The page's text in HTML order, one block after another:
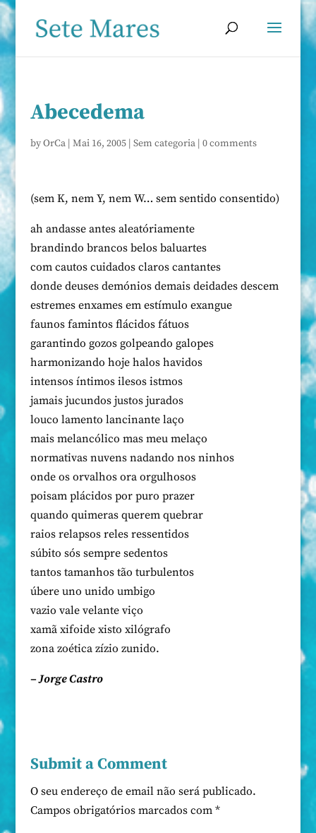
Abecedema
byOrCa| Mai 16, 2005| Sem categoria| 0 comments
(sem K, nem Y, nem W… sem sentido consentido)
ah andasse antes aleatóriamente
brandindo brancos belos baluartes
com cautos cuidados claros cantantes
donde deuses demónios demais deidades descem
estremes enxames em estímulo exangue
faunos famintos flácidos fátuos
garantindo gozos golpeando galopes
harmonizando hoje halos havidos
intensos íntimos ilesos istmos
jamais jucundos justos jurados
louco lamento lancinante laço
mais melancólico mas meu melaço
normativas nuvens nadando nos ninhos
onde os orvalhos ora orgulhosos
poisam plácidos por puro prazer
quando quimeras querem quebrar
raios relapsos reles ressentidos
súbito sós sempre sedentos
tantos tamanhos tão turbulentos
úbere uno unido umbigo
vazio vale velante viço
xamã xifoide xisto xilógrafo
zona zoética zízio zunido.
– Jorge Castro
Submit a Comment
O seu endereço de email não será publicado.
Campos obrigatórios marcados com *